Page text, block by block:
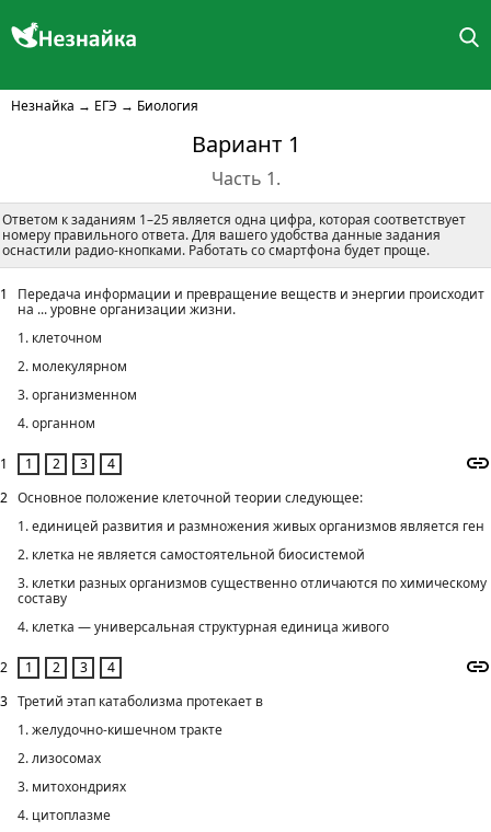
Незнайка → ЕГЭ → Биология
Вариант 1
Часть 1.
Ответом к заданиям 1–25 является одна цифра, которая соответствует
номеру правильного ответа. Для вашего удобства данные задания
оснастили радио-кнопками. Работать со смартфона будет проще.
1
1
Передача информации и превращение веществ и энергии происходит
на ... уровне организации жизни.
1. клеточном
2. молекулярном
3. организменном
4. органном
2
2
Основное положение клеточной теории следующее:
1. единицей развития и размножения живых организмов является ген
2. клетка не является самостоятельной биосистемой
3. клетки разных организмов существенно отличаются по химическому
составу
4. клетка — универсальная структурная единица живого
3 Третий этап катаболизма протекает в
1. желудочно-кишечном тракте
2. лизосомах
3. митохондриях
4. цитоплазме